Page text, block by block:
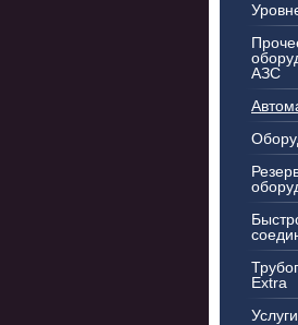
АЗС
Extra
Услуги